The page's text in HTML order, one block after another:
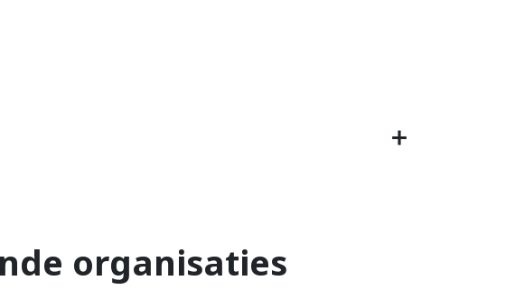
organisaties